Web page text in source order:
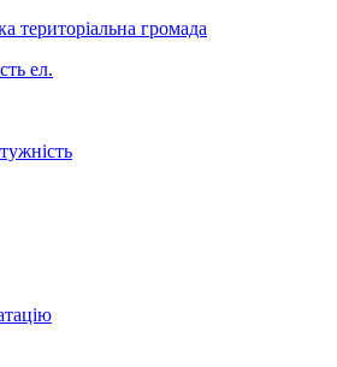
територіальна громада
ел.